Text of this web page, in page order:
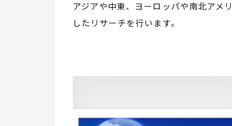
アジアや中東、ヨーロッパや南北アメ
したリサーチを行います。